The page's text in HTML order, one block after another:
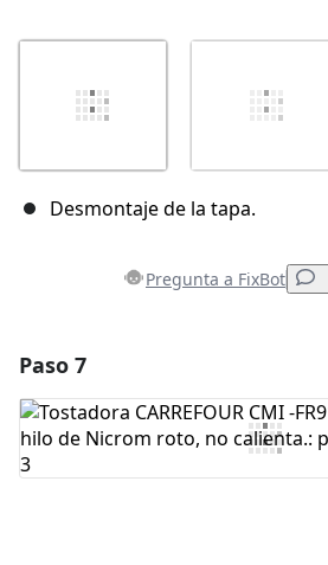
Desmontaje de la tapa.
Pregunta a FixBot
Agregar Comentario
Paso 7